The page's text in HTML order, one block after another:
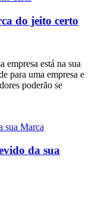
do jeito certo
empresa está na sua
para uma empresa e
poderão se
da sua